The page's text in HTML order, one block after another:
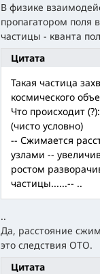
В физике
пропагатором поля
частицы - кванта
Цитата
Такая частица
космического
Что происходит (?):
(чисто условно)
-- Сжимается
узлами --
ростом
частицы......-- ..
..
Да, расстояние
это следствия ОТО.
Цитата